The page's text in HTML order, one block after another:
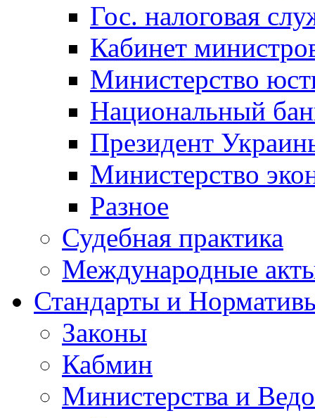
Гос. налоговая
Кабинет
Министерство
Национальный
Президент
Министерство
Разное
Судебная практика
Международные
Стандарты и
Законы
Кабмин
Министерства и